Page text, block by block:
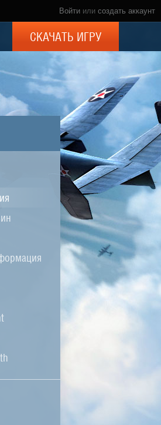
Войти или создать аккаунт
СКАЧАТЬ ИГРУ